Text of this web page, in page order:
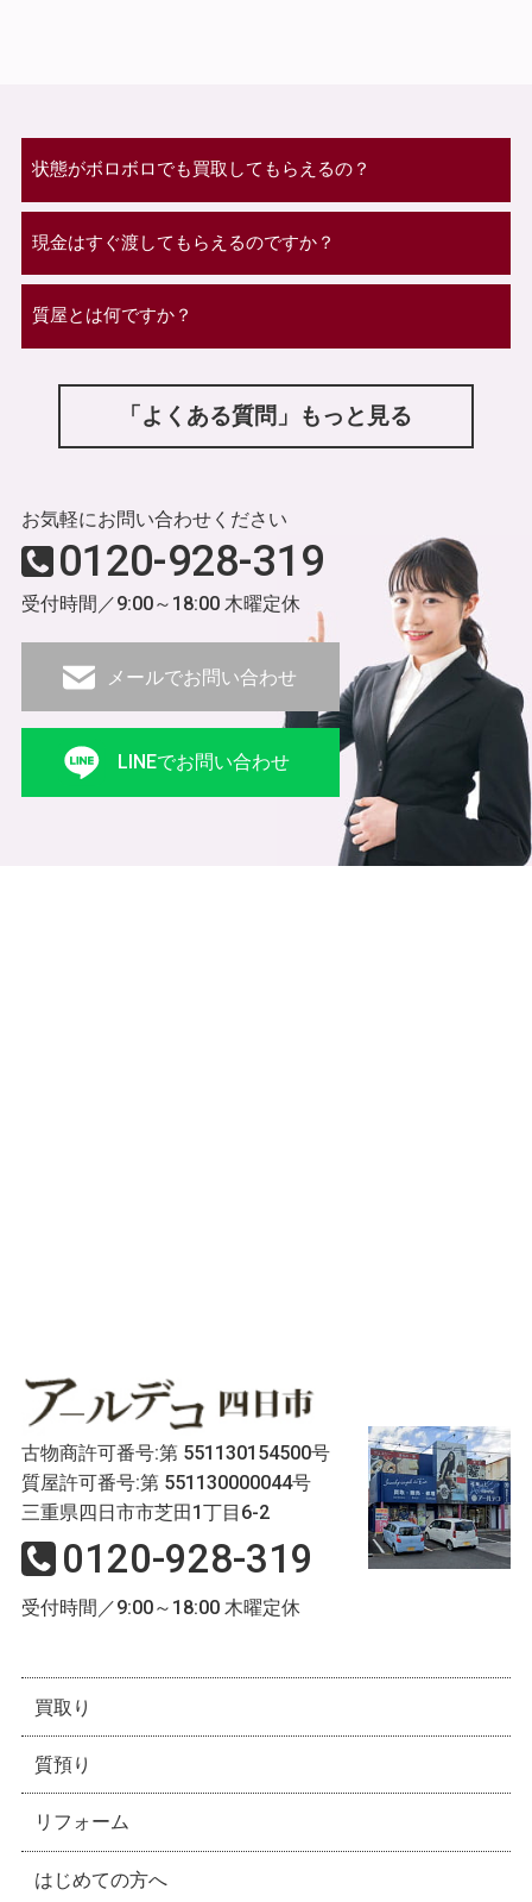
状態がボロボロでも買取してもらえるの？
現金はすぐ渡してもらえるのですか？
質屋とは何ですか？
「よくある質問」もっと見る
お気軽にお問い合わせください
0120-928-319
受付時間／9:00～18:00 木曜定休
メールでお問い合わせ
LINEでお問い合わせ
古物商許可番号:第 551130154500号
質屋許可番号:第 551130000044号
三重県四日市市芝田1丁目6-2
0120-928-319
受付時間／9:00～18:00 木曜定休
買取り
質預り
リフォーム
はじめての方へ